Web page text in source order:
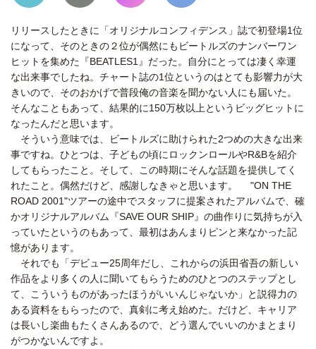
リリースしたときに「オリジナルコンフィデンス」誌で初登場1位
になって、そのときの２位が偶然にもビートルズのナンバーワン
ヒットを集めた『BEATLES1』だった。自分にとっては凄く幸運
な出来事でしたね。チャート誌の1位というのはとても影響力が大
きいので、そのおかげで普段俺の音楽を聞かない人にも届いた。
そんなこともあって、結果的に150万枚以上というビッグヒットに
なったんだと思います。
そういう意味では、ビートルズに助けられた2つめの大きな出来
事ですね。ひとつは、子どもの頃にロックンロールやR&Bを紹介
してもらったこと。そして、この時期にそんな話題を提供してく
れたこと。偶然だけど、感謝しなきゃと思います。 "ON THE
ROAD 2001"ツアーの途中でスタッフに提案されたアルバムで、確
かオリジナルアルバム『SAVE OUR SHIP』の曲作りに気持ちが入
っていたというのもあって、最初はあんまりピンと来なかった記
憶があります。
それでも「デビュー25周年だし、これからの浜田省吾の新しい
作品をより多くの人に聞いてもらうためのひとつのステップとし
て、こういうものがあったほうがいいんじゃないか」と説得力の
ある資料をもらったので、真剣に考え始めた。だけど、キャリア
は長いし楽曲もたくさんあるので、どう選んでいいのかまとまり
がつかないんですよ。